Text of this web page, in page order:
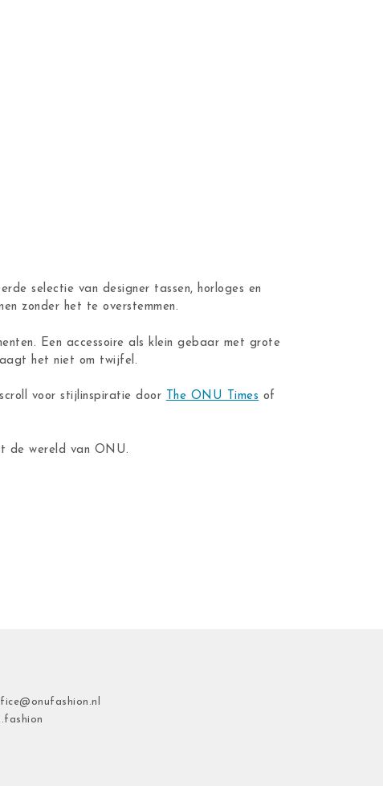
selectie van designer tassen, horloges en
zonder het te overstemmen.
Een accessoire als klein gebaar met grote
het niet om twijfel.
voor stijlinspiratie door The ONU Times of
de wereld van ONU.